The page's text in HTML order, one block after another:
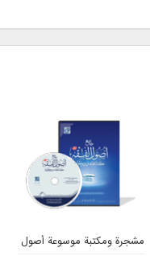
مشجرة ومكتبة موسوعة أصول الفقه،